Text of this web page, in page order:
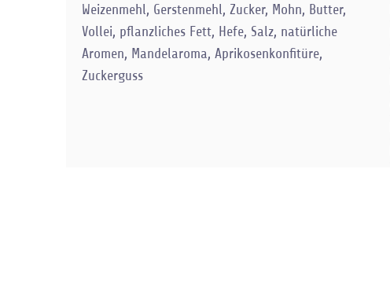
Weizenmehl, Gerstenmehl, Zucker, Mohn, Butter,
Vollei, pflanzliches Fett, Hefe, Salz, natürliche
Aromen, Mandelaroma, Aprikosenkonfitüre,
Zuckerguss